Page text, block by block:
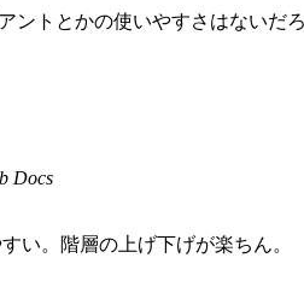
ントとかの使いやすさはないだ
Docs
い。階層の上げ下げが楽ちん。